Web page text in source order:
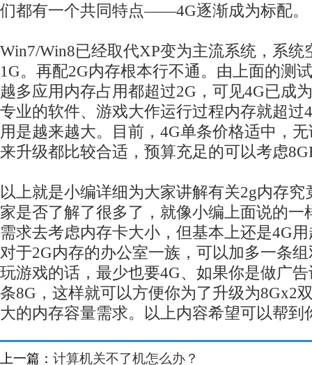
们都有一个共同特点——4G逐渐成为标配。
Win7/Win8已经取代XP变为主流系统，系统
1G。再配2G内存根本行不通。由上面的测
越多应用内存占用都超过2G，可见4G已成
专业的软件、游戏大作运行过程内存就超过
用是越来越大。目前，4G单条价格适中，
来升级都比较合适，预算充足的可以考虑
以上就是小编详细为大家讲解有关2g内存
家是否了解了很多了，就像小编上面说的一
需求去考虑内存卡大小，但基本上还是4G
对于2G内存的办公室一族，可以加多一条
玩游戏的话，最少也要4G、如果你是做广
条8G，这样就可以方便你为了升级为8Gx2
大的内存容量需求。以上内容希望可以帮到
上一篇： 计算机关不了机怎么办？